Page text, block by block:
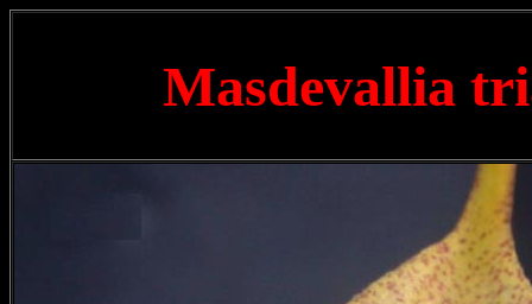
Masdevallia